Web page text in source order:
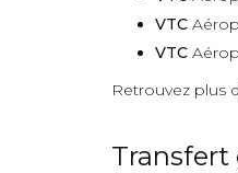
VTC
VTC
Retrouvez plus
Transfert